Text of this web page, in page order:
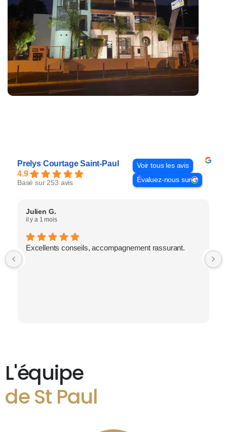
Prelys Courtage Saint-Paul
4.9
Basé sur 253 avis
Voir tous les avis
Évaluez-nous sur
Julien G.
il y a 1 mois
Excellents conseils, accompagnement rassurant.
L'équipe
de St Paul